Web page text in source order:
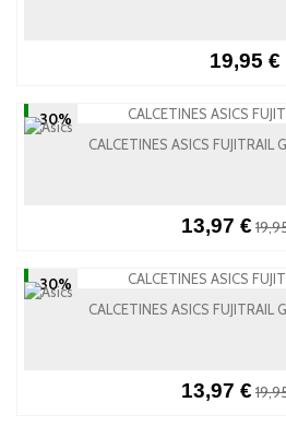
19,95 €
-30%
CALCETINES ASICS FUJITRAIL
13,97 €
-30%
CALCETINES ASICS FUJITRAIL
13,97 €